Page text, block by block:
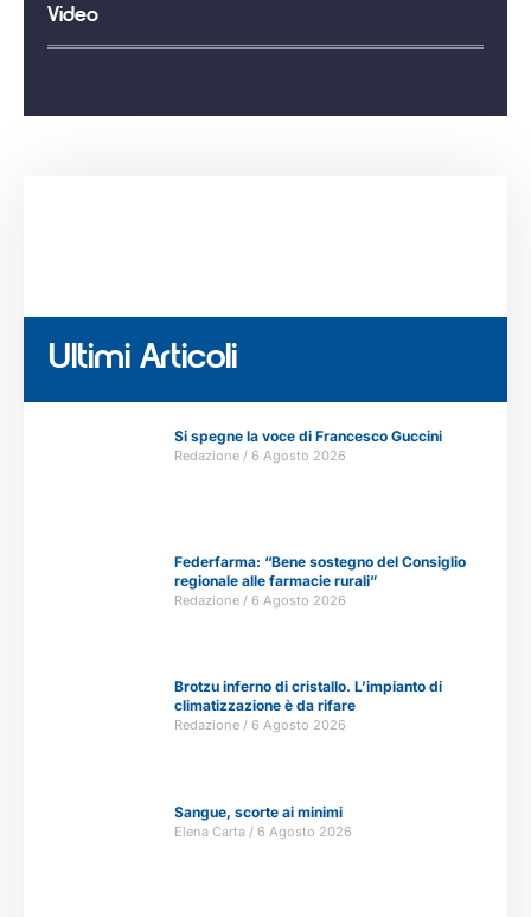
Video
Ultimi Articoli
Si spegne la voce di Francesco Guccini
Redazione 6 Agosto 2026
Federfarma: “Bene sostegno del Consiglio
regionale alle farmacie rurali”
Redazione 6 Agosto 2026
Brotzu inferno di cristallo. L’impianto di
climatizzazione è da rifare
Redazione 6 Agosto 2026
Sangue, scorte ai minimi
Elena Carta 6 Agosto 2026